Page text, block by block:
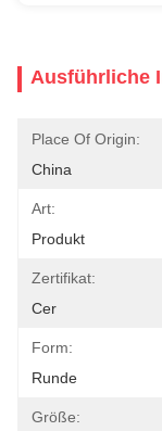
Ausführliche
Place Of Origin:
China
Art:
Produkt
Zertifikat:
Cer
Form:
Runde
Größe: